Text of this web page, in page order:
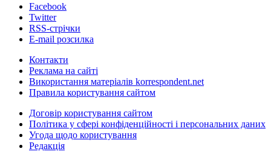
Facebook
Twitter
RSS-стрічки
E-mail розсилка
Контакти
Реклама на сайті
Використання матеріалів korrespondent.net
Правила користування сайтом
Договір користування сайтом
Політика у сфері конфіденційності і персональних даних
Угода щодо користування
Редакція